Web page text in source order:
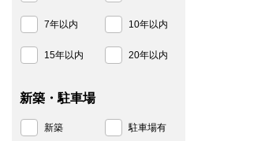
7年以内 10年以内
15年以内 20年以内
新築・駐車場
新築 駐車場有